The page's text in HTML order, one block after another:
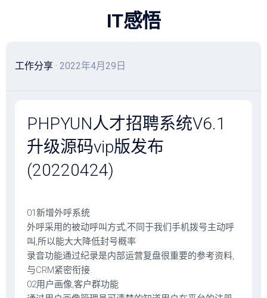
IT感悟
工作分享 · 2022年4月29日
PHPYUN人才招聘系统V6.1
升级源码vip版发布
(20220424)
01新增外呼系统
外呼采用的被动呼叫方式,不同于我们手机拨号主动呼
叫,所以能大大降低封号概率
录音功能通过纪录是内部运营复盘很重要的参考资料,
与CRM紧密衔接.
02用户画像,客户群功能